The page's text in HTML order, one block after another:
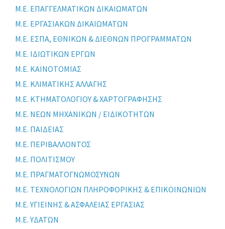
Μ.Ε. ΕΠΑΓΓΕΛΜΑΤΙΚΩΝ ΔΙΚΑΙΩΜΑΤΩΝ
Μ.Ε. ΕΡΓΑΣΙΑΚΩΝ ΔΙΚΑΙΩΜΑΤΩΝ
Μ.Ε. ΕΣΠΑ, ΕΘΝΙΚΩΝ & ΔΙΕΘΝΩΝ ΠΡΟΓΡΑΜΜΑΤΩΝ
Μ.Ε. ΙΔΙΩΤΙΚΩΝ ΕΡΓΩΝ
Μ.Ε. ΚΑΙΝΟΤΟΜΙΑΣ
Μ.Ε. ΚΛΙΜΑΤΙΚΗΣ ΑΛΛΑΓΗΣ
Μ.Ε. ΚΤΗΜΑΤΟΛΟΓΙΟΥ & ΧΑΡΤΟΓΡΑΦΗΣΗΣ
Μ.Ε. ΝΕΩΝ ΜΗΧΑΝΙΚΩΝ / ΕΙΔΙΚΟΤΗΤΩΝ
Μ.Ε. ΠΑΙΔΕΙΑΣ
Μ.Ε. ΠΕΡΙΒΑΛΛΟΝΤΟΣ
Μ.Ε. ΠΟΛΙΤΙΣΜΟΥ
Μ.Ε. ΠΡΑΓΜΑΤΟΓΝΩΜΟΣΥΝΩΝ
Μ.Ε. ΤΕΧΝΟΛΟΓΙΩΝ ΠΛΗΡΟΦΟΡΙΚΗΣ & ΕΠΙΚΟΙΝΩΝΙΩΝ
Μ.Ε. ΥΓΙΕΙΝΗΣ & ΑΣΦΑΛΕΙΑΣ ΕΡΓΑΣΙΑΣ
Μ.Ε. ΥΔΑΤΩΝ